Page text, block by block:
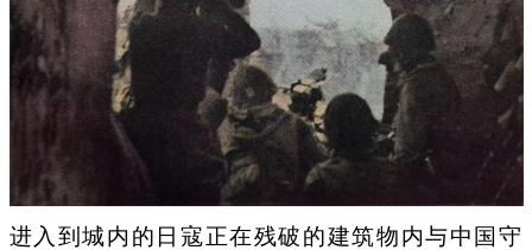
进入到城内的日寇正在残破的建筑物内与中国守